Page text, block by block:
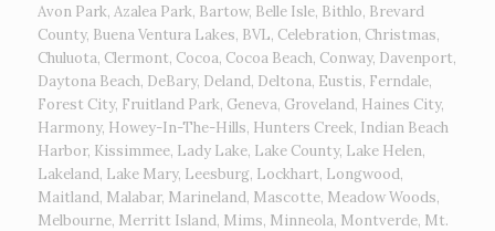
Avon Park, Azalea Park, Bartow, Belle Isle, Bithlo, Brevard
County, Buena Ventura Lakes, BVL, Celebration, Christmas,
Chuluota, Clermont, Cocoa, Cocoa Beach, Conway, Davenport,
Daytona Beach, DeBary, Deland, Deltona, Eustis, Ferndale,
Forest City, Fruitland Park, Geneva, Groveland, Haines City,
Harmony, Howey-In-The-Hills, Hunters Creek, Indian Beach
Harbor, Kissimmee, Lady Lake, Lake County, Lake Helen,
Lakeland, Lake Mary, Leesburg, Lockhart, Longwood,
Maitland, Malabar, Marineland, Mascotte, Meadow Woods,
Melbourne, Merritt Island, Mims, Minneola, Montverde, Mt.